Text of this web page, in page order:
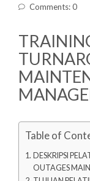
Comments: 0
Table of
DESKRIPSI
OUTAGES